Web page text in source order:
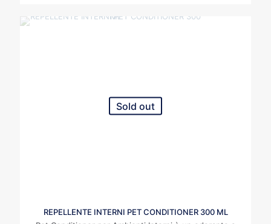
Sold out
REPELLENTE INTERNI PET CONDITIONER 300 ML